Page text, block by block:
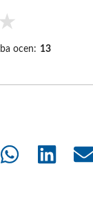
★
ocen: 13
Share
Share